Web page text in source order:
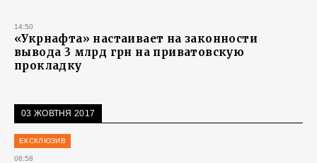
14:50
«Укрнафта» настаивает на законности
вывода 3 млрд грн на приватовскую
прокладку
03 ЖОВТНЯ 2017
ЕКСКЛЮЗИВ
08:58